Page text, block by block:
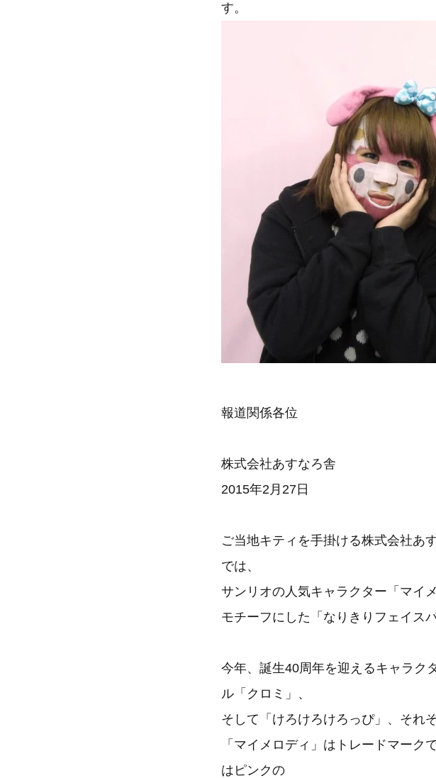
す。
報道関係各位
株式会社あすなろ舎
2015年2月27日
ご当地キティを手掛ける株式会社あ
では、
サンリオの人気キャラクター「マイ
モチーフにした「なりきりフェイス
今年、誕生40周年を迎えるキャラク
ル「クロミ」、
そして「けろけろけろっぴ」、それ
「マイメロディ」はトレードマーク
はピンクの